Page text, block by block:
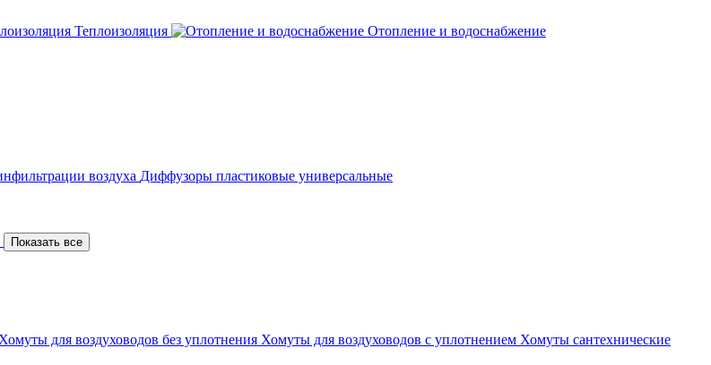
Теплоизоляция
Отопление и водоснабжение
воздуха Диффузоры пластиковые универсальные
Показать все
Хомуты для воздуховодов без уплотнения Хомуты для воздуховодов с уплотнением Хомуты сантехнические